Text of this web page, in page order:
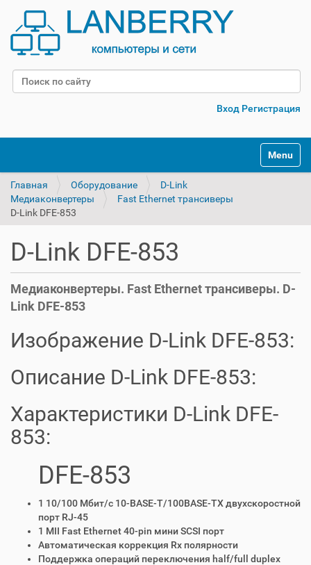
Поиск
Вход Регистрация
Главная Оборудование
D-Link
Медиаконвертеры
Fast Ethernet трансиверы
D-Link DFE-853
D-Link DFE-853
Медиаконвертеры. Fast Ethernet трансиверы. D-
Link DFE-853
Изображение D-Link DFE-853:
Описание D-Link DFE-853:
Характеристики D-Link DFE-
853:
DFE-853
1 10/100 Мбит/с 10-BASE-T/100BASE-TX двухскоростной
порт RJ-45
1 MII Fast Ethernet 40-pin мини SCSI порт
Автоматическая коррекция Rx полярности
Поддержка операций переключения half/full duplex